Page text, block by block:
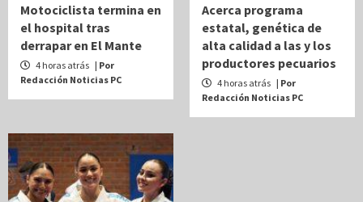
Motociclista termina en
el hospital tras
derrapar en El Mante
4 horas atrás | Por
Redacción Noticias PC
Acerca programa
estatal, genética de
alta calidad a las y los
productores pecuarios
4 horas atrás | Por
Redacción Noticias PC